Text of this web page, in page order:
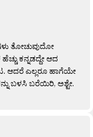
ತೋಚುವುದೋ
ಕನ್ನಡದ್ದೇ ಆದ
ಆದರೆ ಎಲ್ಲರೂ ಹಾಗೆಯೇ
ಬಳಸಿ ಬರೆಯಿರಿ, ಅಶ್ಟೇ.